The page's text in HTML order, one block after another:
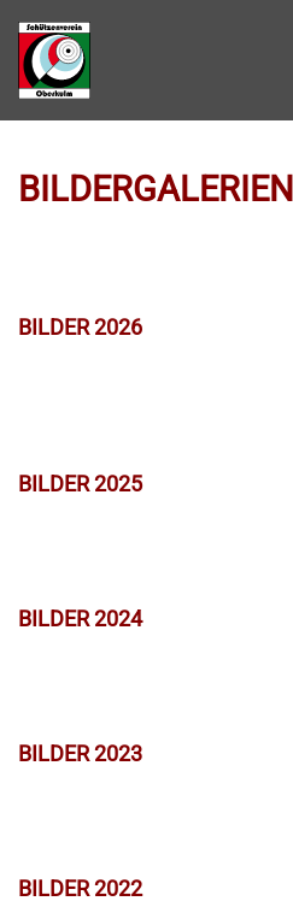
Zum Hauptinhalt springen
BILDERGALERIEN
BILDER 2026
BILDER 2025
BILDER 2024
BILDER 2023
BILDER 2022